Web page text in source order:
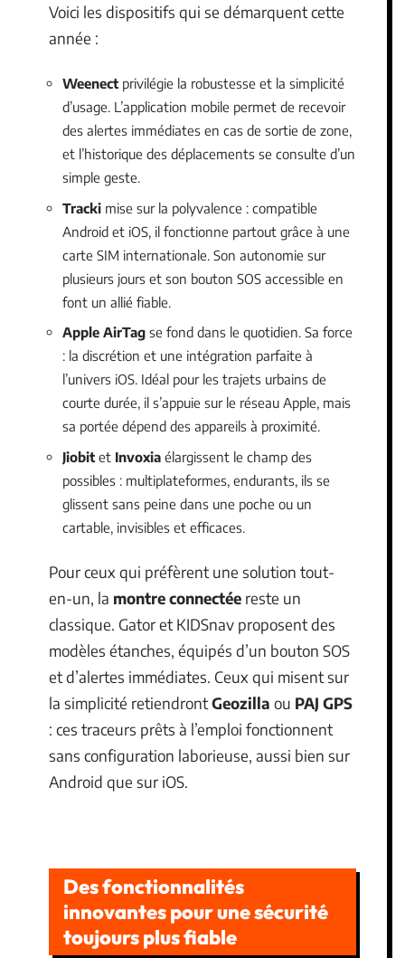
Voici les dispositifs qui se démarquent cette
année :
Weenect privilégie la robustesse et la simplicité
d’usage. L’application mobile permet de recevoir
des alertes immédiates en cas de sortie de zone,
et l’historique des déplacements se consulte d’un
simple geste.
Tracki mise sur la polyvalence : compatible
Android et iOS, il fonctionne partout grâce à une
carte SIM internationale. Son autonomie sur
plusieurs jours et son bouton SOS accessible en
font un allié fiable.
Apple AirTag se fond dans le quotidien. Sa force
: la discrétion et une intégration parfaite à
l’univers iOS. Idéal pour les trajets urbains de
courte durée, il s’appuie sur le réseau Apple, mais
sa portée dépend des appareils à proximité.
Jiobit et Invoxia élargissent le champ des
possibles : multiplateformes, endurants, ils se
glissent sans peine dans une poche ou un
cartable, invisibles et efficaces.
Pour ceux qui préfèrent une solution tout-
en-un, la montre connectée reste un
classique. Gator et KIDSnav proposent des
modèles étanches, équipés d’un bouton SOS
et d’alertes immédiates. Ceux qui misent sur
la simplicité retiendrontGeozilla ou PAJ GPS
: ces traceurs prêts à l’emploi fonctionnent
sans configuration laborieuse, aussi bien sur
Android que sur iOS.
Des fonctionnalités
innovantes pour une sécurité
toujours plus fiable